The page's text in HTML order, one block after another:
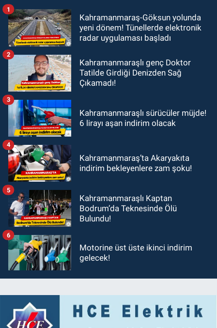
Kahramanmaraş-Göksun yolunda
yeni dönem! Tünellerde elektronik
radar uygulaması başladı
1
Kahramanmaraşlı genç Doktor
Tatilde Girdiği Denizden Sağ
Çıkamadı!
2
Kahramanmaraşlı sürücüler müjde!
6 lirayı aşan indirim olacak
3
Kahramanmaraş’ta Akaryakıta
indirim bekleyenlere zam şoku!
4
Kahramanmaraşlı Kaptan
Bodrum’da Teknesinde Ölü
Bulundu!
5
Motorine üst üste ikinci indirim
gelecek!
6